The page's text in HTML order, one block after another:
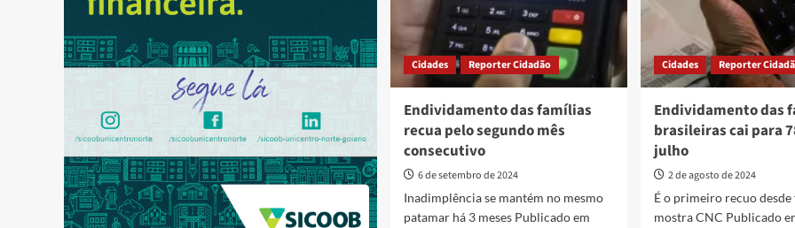
Cidades Reporter Cidadão
Endividamento das famílias
recua pelo segundo mês
consecutivo
6 de setembro de 2024
Inadimplência se mantém no mesmo
patamar há 3 meses Publicado em
Cidades Reporter
Endividamento das
brasileiras cai para
julho
2 de agosto de 2024
É o primeiro recuo
mostra CNC Publicado